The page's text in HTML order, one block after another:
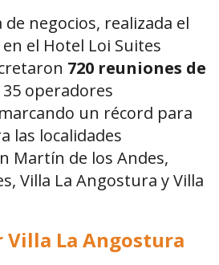
negocios, realizada el
el Hotel Loi Suites
720 reuniones de
35 operadores
un récord para
las localidades
Martín de los Andes,
Villa La Angostura y Villa
Villa La Angostura